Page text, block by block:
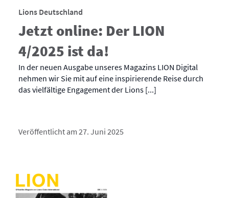
Lions Deutschland
Jetzt online: Der LION
4/2025 ist da!
In der neuen Ausgabe unseres Magazins LION Digital
nehmen wir Sie mit auf eine inspirierende Reise durch
das vielfältige Engagement der Lions [...]
Veröffentlicht am 27. Juni 2025